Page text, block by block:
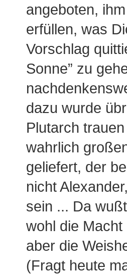
angeboten,
erfüllen, was
Vorschlag
Sonne” zu
dazu wurde
Plutarch
wahrlich
geliefert, der
nicht
sein ... Da
wohl die
aber die
(Fragt heute